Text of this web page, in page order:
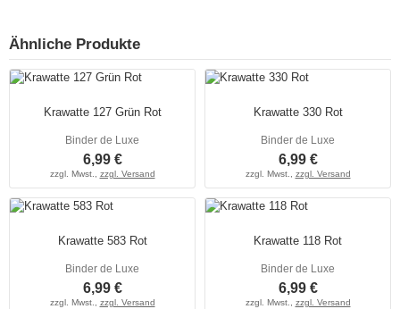
Ähnliche Produkte
Krawatte 127 Grün Rot
Binder de Luxe
6,99 €
zzgl. Mwst., zzgl. Versand
Krawatte 330 Rot
Binder de Luxe
6,99 €
zzgl. Mwst., zzgl. Versand
Krawatte 583 Rot
Binder de Luxe
6,99 €
zzgl. Mwst., zzgl. Versand
Krawatte 118 Rot
Binder de Luxe
6,99 €
zzgl. Mwst., zzgl. Versand